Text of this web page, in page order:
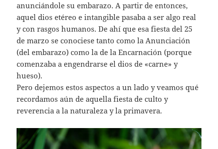
anunciándole su embarazo. A partir de entonces,
aquel dios etéreo e intangible pasaba a ser algo real
y con rasgos humanos. De ahí que esa fiesta del 25
de marzo se conociese tanto como la Anunciación
(del embarazo) como la de la Encarnación (porque
comenzaba a engendrarse el dios de «carne» y
hueso).
Pero dejemos estos aspectos a un lado y veamos qué
recordamos aún de aquella fiesta de culto y
reverencia a la naturaleza y la primavera.